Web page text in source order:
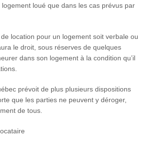
loué que dans les cas prévus par
de location pour un logement soit verbale ou
le droit, sous réserves de quelques
dans son logement à la condition qu’il
prévoit de plus plusieurs dispositions
que les parties ne peuvent y déroger,
de tous.